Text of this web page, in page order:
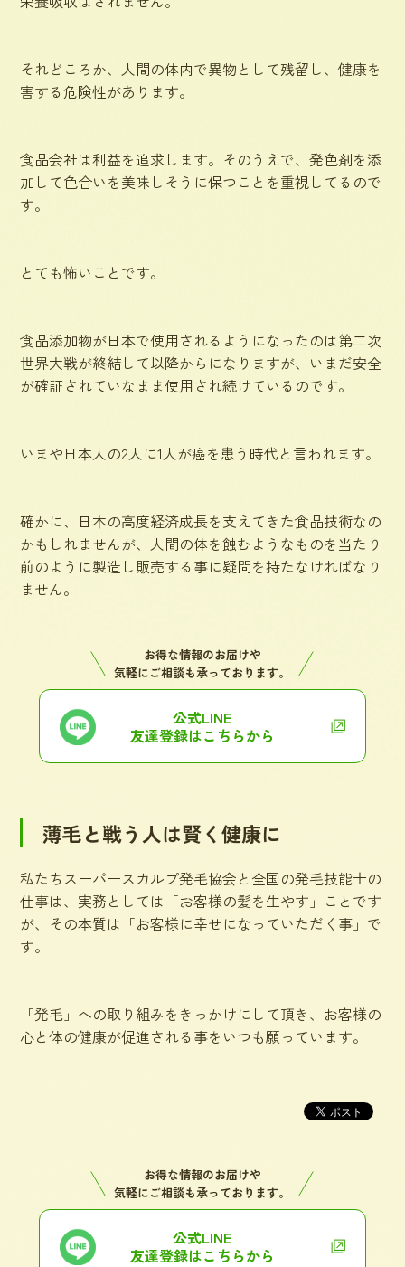
それどころか、人間の体内で異物として残留し、健康を
害する危険性があります。
食品会社は利益を追求します。そのうえで、発色剤を添
加して色合いを美味しそうに保つことを重視してるので
す。
とても怖いことです。
食品添加物が日本で使用されるようになったのは第二次
世界大戦が終結して以降からになりますが、いまだ安全
が確証されていなまま使用され続けているのです。
いまや日本人の2人に1人が癌を患う時代と言われます。
確かに、日本の高度経済成長を支えてきた食品技術なの
かもしれませんが、人間の体を蝕むようなものを当たり
前のように製造し販売する事に疑問を持たなければなり
ません。
お得な情報のお届けや
気軽にご相談も承っております。
公式LINE
友達登録はこちらから
薄毛と戦う人は賢く健康に
私たちスーパースカルプ発毛協会と全国の発毛技能士の
仕事は、実務としては「お客様の髪を生やす」ことです
が、その本質は「お客様に幸せになっていただく事」で
す。
「発毛」への取り組みをきっかけにして頂き、お客様の
心と体の健康が促進される事をいつも願っています。
お得な情報のお届けや
気軽にご相談も承っております。
公式LINE
友達登録はこちらから